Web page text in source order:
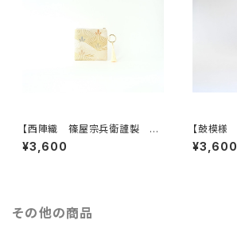
【西陣織 篠屋宗兵衛謹製 若
松模様 ゴールド シルク帯リ
メイク バッグチャーム型スクエ
¥3,600
【鼓模様
メイク バ
アポーチ
¥3,600
その他の商品